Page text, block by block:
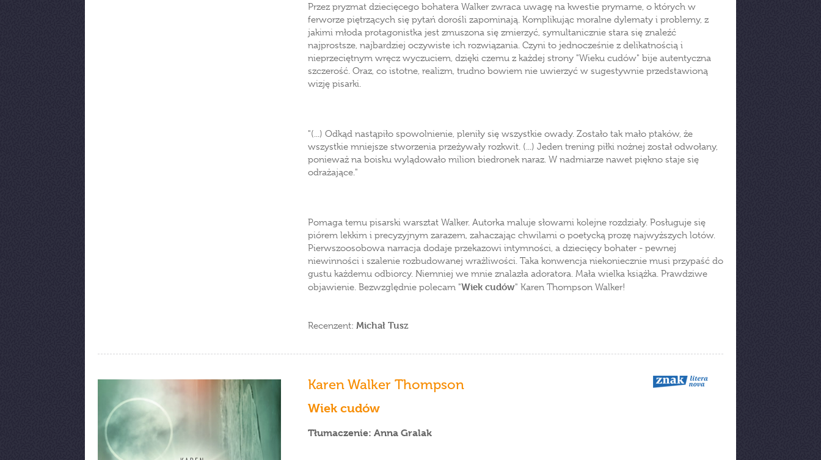
Przez pryzmat dziecięcego bohatera Walker zwraca uwagę na kwestie prymarne, o których w
ferworze piętrzących się pytań dorośli zapominają. Komplikując moralne dylematy i problemy, z
jakimi młoda protagonistka jest zmuszona się zmierzyć, symultanicznie stara się znaleźć
najprostsze, najbardziej oczywiste ich rozwiązania. Czyni to jednocześnie z delikatnością i
nieprzeciętnym wręcz wyczuciem, dzięki czemu z każdej strony "Wieku cudów" bije autentyczna
szczerość. Oraz, co istotne, realizm, trudno bowiem nie uwierzyć w sugestywnie przedstawioną
wizję pisarki.
"(...) Odkąd nastąpiło spowolnienie, pleniły się wszystkie owady. Zostało tak mało ptaków, że
wszystkie mniejsze stworzenia przeżywały rozkwit. (...) Jeden trening piłki nożnej został odwołany,
ponieważ na boisku wylądowało milion biedronek naraz. W nadmiarze nawet piękno staje się
odrażające."
Pomaga temu pisarski warsztat Walker. Autorka maluje słowami kolejne rozdziały. Posługuje się
piórem lekkim i precyzyjnym zarazem, zahaczając chwilami o poetycką prozę najwyższych lotów.
Pierwszoosobowa narracja dodaje przekazowi intymności, a dziecięcy bohater - pewnej
niewinności i szalenie rozbudowanej wrażliwości. Taka konwencja niekoniecznie musi przypaść do
gustu każdemu odbiorcy. Niemniej we mnie znalazła adoratora. Mała wielka książka. Prawdziwe
objawienie. Bezwzględnie polecam "Wiek cudów" Karen Thompson Walker!
Recenzent: Michał Tusz
Karen Walker Thompson
Wiek cudów
Tłumaczenie: Anna Gralak